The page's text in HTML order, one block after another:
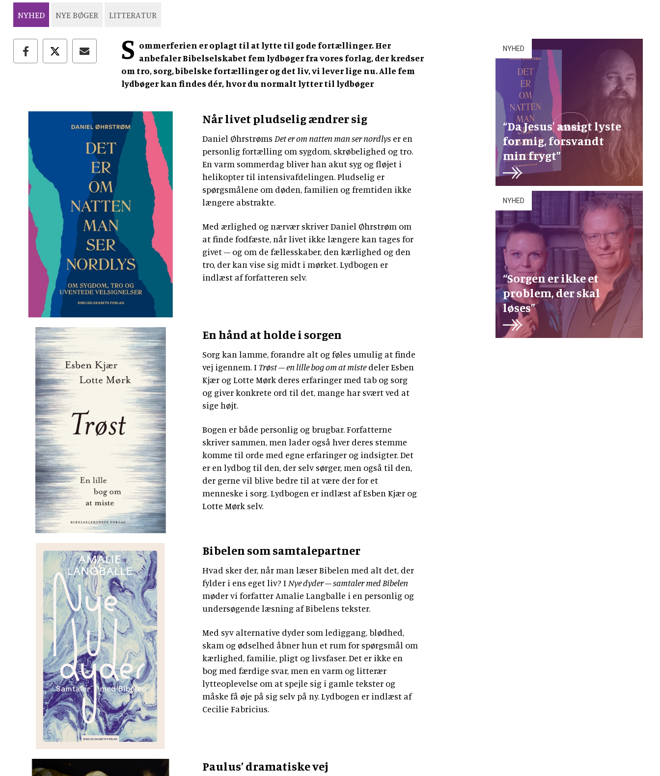
NYHED NYE BØGER LITTERATUR
S ommerferien er oplagt til at lytte til gode fortællinger. Her
anbefaler Bibelselskabet fem lydbøger fra vores forlag, der kredser
om tro, sorg, bibelske fortællinger og det liv, vi lever lige nu. Alle fem
lydbøger kan findes dér, hvor du normalt lytter til lydbøger
Når livet pludselig ændrer sig
Daniel Øhrstrøms Det er om natten man ser nordlyser en
personlig fortælling om sygdom, skrøbelighed og tro.
En varm sommerdag bliver han akut syg og fløjet i
helikopter til intensivafdelingen. Pludselig er
spørgsmålene om døden, familien og fremtiden ikke
længere abstrakte.
Med ærlighed og nærvær skriver Daniel Øhrstrøm om
at finde fodfæste, når livet ikke længere kan tages for
givet – og om de fællesskaber, den kærlighed og den
tro, der kan vise sig midt i mørket. Lydbogen er
indlæst af forfatteren selv.
En hånd at holde i sorgen
Sorg kan lamme, forandre alt og føles umulig at finde
vej igennem. I Trøst – en lille bog om at mistedeler Esben
Kjær og Lotte Mørk deres erfaringer med tab og sorg
og giver konkrete ord til det, mange har svært ved at
sige højt.
Bogen er både personlig og brugbar. Forfatterne
skriver sammen, men lader også hver deres stemme
komme til orde med egne erfaringer og indsigter. Det
er en lydbog til den, der selv sørger, men også til den,
der gerne vil blive bedre til at være der for et
menneske i sorg. Lydbogen er indlæst af Esben Kjær og
Lotte Mørk selv.
Bibelen som samtalepartner
Hvad sker der, når man læser Bibelen med alt det, der
fylder i ens eget liv? I Nye dyder – samtaler med Bibelen
møder vi forfatter Amalie Langballe i en personlig og
undersøgende læsning af Bibelens tekster.
Med syv alternative dyder som lediggang, blødhed,
skam og ødselhed åbner hun et rum for spørgsmål om
kærlighed, familie, pligt og livsfaser. Det er ikke en
bog med færdige svar, men en varm og litterær
lytteoplevelse om at spejle sig i gamle tekster og
måske få øje på sig selv på ny. Lydbogen er indlæst af
Cecilie Fabricius.
Paulus’ dramatiske vej
NYHED
“Da Jesus' ansigt lyste
for mig, forsvandt
min frygt”
NYHED
“Sorgen er ikke et
problem, der skal
løses”